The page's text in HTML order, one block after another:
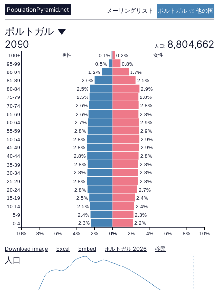
メーリングリスト -ポルトガル vs 他の国
PopulationPyramid.net
ポ
ル
ト
ガ
ル
の
人
口
ピ
ポルトガル
2090
人口: 8,804,662
2.2%
2.3%
2.3%
2.4%
2.4%
2.5%
2.4%
2.5%
2.7%
2.8%
2.8%
2.8%
2.8%
2.8%
2.8%
2.8%
2.8%
2.8%
2.9%
2.8%
2.9%
2.8%
2.9%
2.8%
2.9%
2.7%
2.8%
2.6%
2.8%
2.6%
2.8%
2.5%
2.9%
2.5%
2.5%
2.0%
1.7%
1.2%
0.8%
0.5%
0.2%
0.1% 女性
男性
0% 2% 4% 6% 8% 10%
10% 8% 6% 4% 2% 0%
0-4
5-9
10-14
15-19
20-24
25-29
30-34
35-39
40-44
45-49
50-54
55-59
60-64
65-69
70-74
75-79
80-84
85-89
90-94
95-99
100+
Download image - Excel - Embed - ポルトガル 2026 - 移民
人口